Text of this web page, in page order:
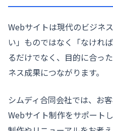
Webサイトは現代のビジネ
い」ものではなく「なけれ
るだけでなく、目的に合っ
ネス成果につながります。
シムディ合同会社では、お
Webサイト制作をサポート